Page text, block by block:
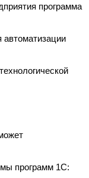
программа
программ 1С: